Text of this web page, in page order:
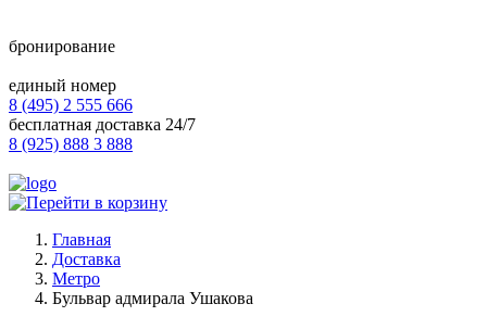
бронирование
единый номер
8 (495) 2 555 666
бесплатная доставка 24/7
8 (925) 888 3 888
Главная
Доставка
Метро
Бульвар адмирала Ушакова